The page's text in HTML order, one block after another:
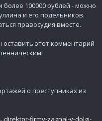
более 100000 рублей - можно
и его подельников.
правосудия вместе.
этот комментарий
о преступниках из
firmy-zagnal-v-dolgi-